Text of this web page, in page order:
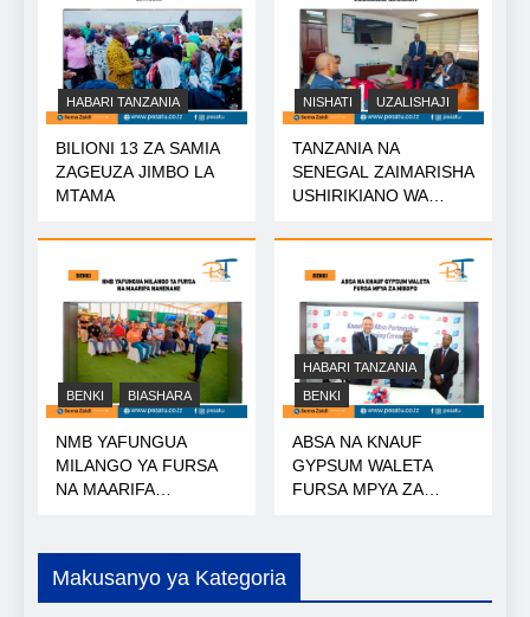
HABARI TANZANIA
BILIONI 13 ZA SAMIA
ZAGEUZA JIMBO LA
MTAMA
NISHATI UZALISHAJI
TANZANIA NA
SENEGAL ZAIMARISHA
USHIRIKIANO WA
BENKI BIASHARA
NMB YAFUNGUA
MILANGO YA FURSA
NA MAARIFA
HABARI TANZANIA
BENKI
ABSA NA KNAUF
GYPSUM WALETA
FURSA MPYA ZA
Makusanyo ya Kategoria